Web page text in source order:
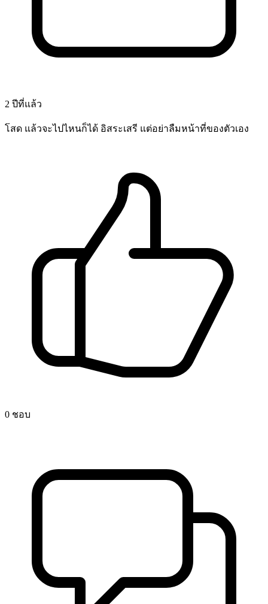
2 ปีที่แล้ว
โสด แล้วจะไปไหนก็ได้ อิสระเสรี แต่อย่าลืมหน้าที่ของตัวเอง
0 ชอบ